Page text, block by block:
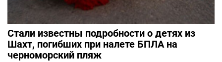
Стали известны подробности о детях из
Шахт, погибших при налете БПЛА на
черноморский пляж